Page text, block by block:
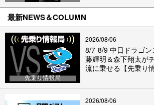
最新NEWS＆COLUMN
先乗り情報局
2026/08/06
8/7-8/9 中日ドラゴン
藤輝明＆森下翔太が
流に乗せる【先乗り
2026/08/06